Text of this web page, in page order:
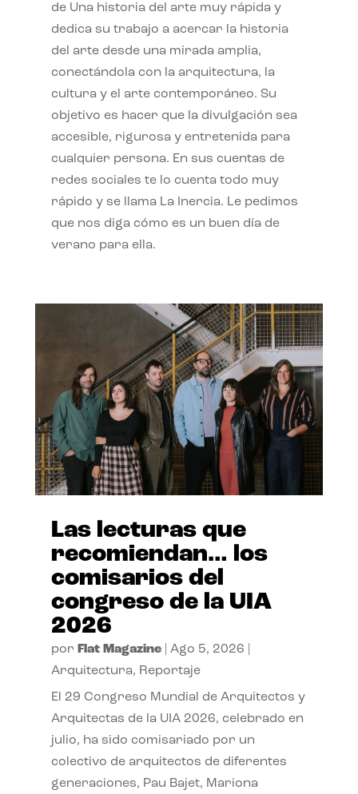
de Una historia del arte muy rápida y
dedica su trabajo a acercar la historia
del arte desde una mirada amplia,
conectándola con la arquitectura, la
cultura y el arte contemporáneo. Su
objetivo es hacer que la divulgación sea
accesible, rigurosa y entretenida para
cualquier persona. En sus cuentas de
redes sociales te lo cuenta todo muy
rápido y se llama La Inercia. Le pedimos
que nos diga cómo es un buen día de
verano para ella.
Las lecturas que
recomiendan… los
comisarios del
congreso de la UIA
2026
por Flat Magazine| Ago 5, 2026
Arquitectura, Reportaje
El 29 Congreso Mundial de Arquitectos y
Arquitectas de la UIA 2026, celebrado en
julio, ha sido comisariado por un
colectivo de arquitectos de diferentes
generaciones, Pau Bajet, Mariona